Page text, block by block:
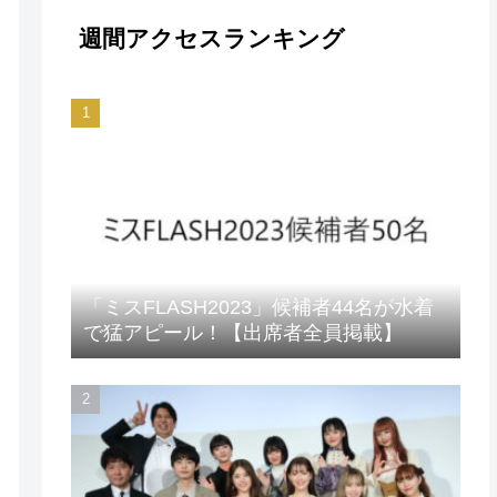
週間アクセスランキング
「ミスFLASH2023」候補者44名が水着
で猛アピール！【出席者全員掲載】